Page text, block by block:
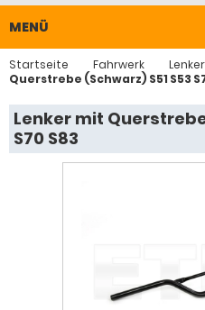
MENÜ
Startseite Fahrwerk
Querstrebe (Schwarz) S51 S53
Lenker mit
S70 S83